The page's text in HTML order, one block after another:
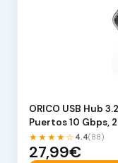
ORICO USB Hub
Puertos 10 Gbps,
★★★★☆ 4.4(88)
27,99€